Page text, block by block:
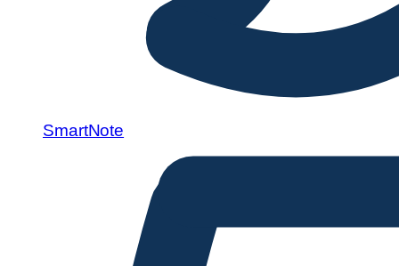
SmartNote